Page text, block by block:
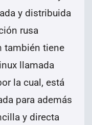
y distribuida
rusa
también tiene
llamada
la cual, está
para además
y directa